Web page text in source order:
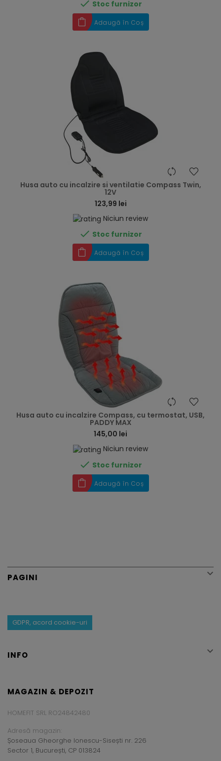
 Stoc furnizor
Adaugă în Coș
Husa auto cu incalzire si ventilatie Compass Twin,
12V
123,99 lei
Niciun review
 Stoc furnizor
Adaugă în Coș
Husa auto cu incalzire Compass, cu termostat, USB,
PADDY MAX
145,00 lei
Niciun review
 Stoc furnizor
Adaugă în Coș
PAGINI 
GDPR, acord cookie-uri
INFO 
MAGAZIN & DEPOZIT
HOMEFIT SRL RO24842480
Adresă magazin:
Șoseaua Gheorghe Ionescu-Sisești nr. 226
Sector 1, București, CP 013824